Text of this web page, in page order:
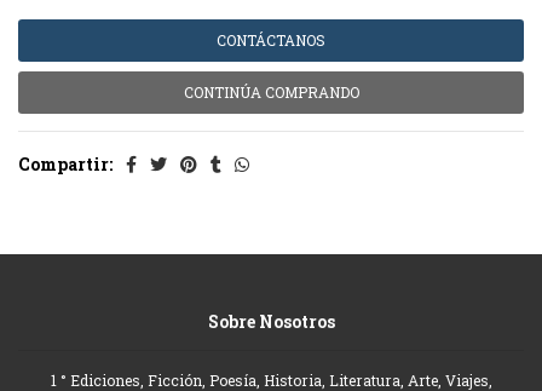
CONTÁCTANOS
CONTINÚA COMPRANDO
Compartir:
Sobre Nosotros
1 ° Ediciones, Ficción, Poesía, Historia, Literatura, Arte, Viajes,